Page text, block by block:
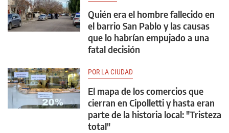
Quién era el hombre fallecido en
el barrio San Pablo y las causas
que lo habrían empujado a una
fatal decisión
POR LA CIUDAD
El mapa de los comercios que
cierran en Cipolletti y hasta eran
parte de la historia local: "Tristeza
total"